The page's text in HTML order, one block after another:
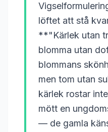
löftet att stå
**"Kärlek utan
blomma utan
blommans
men tom utan
kärlek rostar
mött en
— de gamla